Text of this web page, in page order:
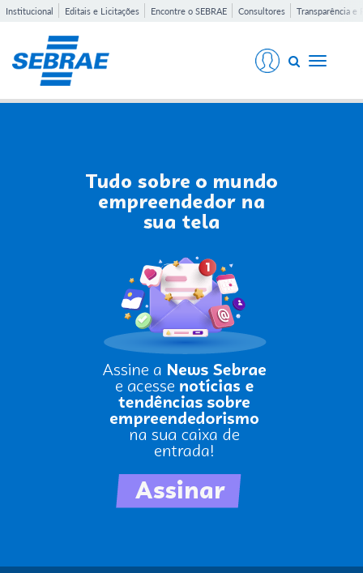
Institucional Editais e Licitações Encontre o SEBRAE Consultores Transparência e
Toggle